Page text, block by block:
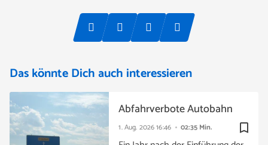
Das könnte Dich auch interessieren
bookmark_border
1. Aug. 202616:46 02:35 Min.
Abfahrverbote Autobahn